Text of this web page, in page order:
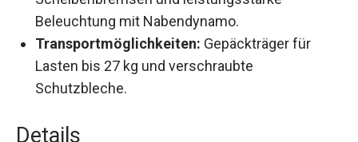
Beleuchtung mit Nabendynamo.
Transportmöglichkeiten:Gepäckträger für
Lasten bis 27 kg und verschraubte
Schutzbleche.
Details